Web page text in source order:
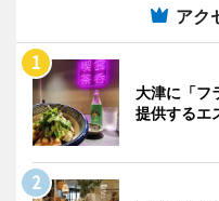
アク
大津に「フ
提供するエ